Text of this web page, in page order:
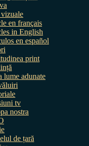
en français
in English
en español
print
lume adunate
tv
nostra
de țară